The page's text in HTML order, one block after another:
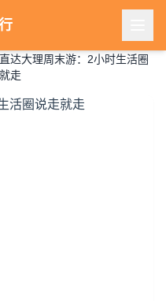
达大理周末游：2小时生活圈
走